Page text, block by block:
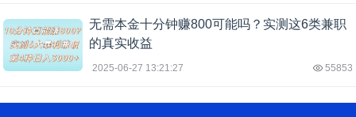
无需本金十分钟赚800可能吗？实测这6类兼职
的真实收益
2025-06-27 13:21:27 55853